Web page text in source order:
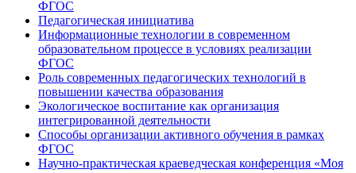
ФГОС
Педагогическая инициатива
Информационные технологии в современном
образовательном процессе в условиях реализации
ФГОС
Роль современных педагогических технологий в
повышении качества образования
Экологическое воспитание как организация
интегрированной деятельности
Способы организации активного обучения в рамках
ФГОС
Научно-практическая краеведческая конференция «Моя